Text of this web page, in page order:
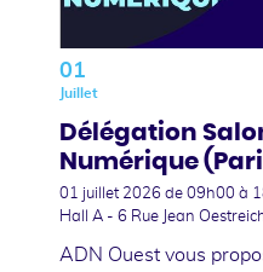
01
Juillet
Délégation
Numérique
01 juillet 2026 de 09h00 à
Hall A - 6 Rue Jean
ADN Ouest vous